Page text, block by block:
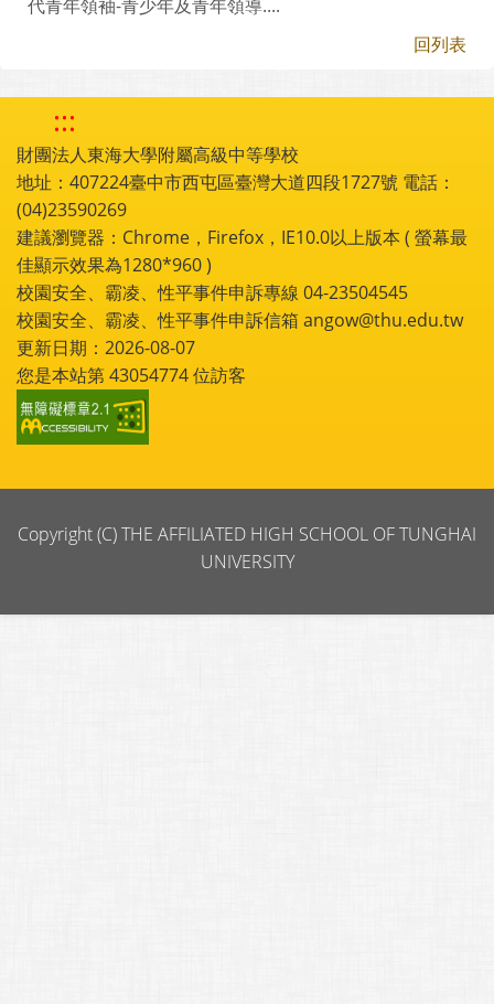
代青年領袖-青少年及青年領導....
回列表
:::
財團法人東海大學附屬高級中等學校
地址：407224臺中市西屯區臺灣大道四段1727號 電話：
(04)23590269
建議瀏覽器：Chrome，Firefox，IE10.0以上版本 ( 螢幕最
佳顯示效果為1280*960 )
校園安全、霸凌、性平事件申訴專線 04-23504545
校園安全、霸凌、性平事件申訴信箱 angow@thu.edu.tw
更新日期：2026-08-07
您是本站第43054774位訪客
Copyright (C) THE AFFILIATED HIGH SCHOOL OF TUNGHAI
UNIVERSITY